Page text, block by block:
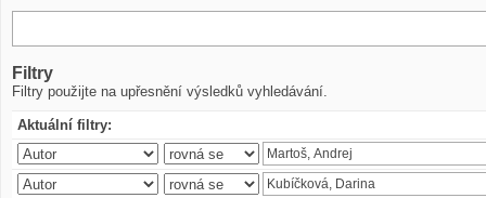
Filtry
Filtry použijte na upřesnění výsledků vyhledávání.
Aktuální filtry: